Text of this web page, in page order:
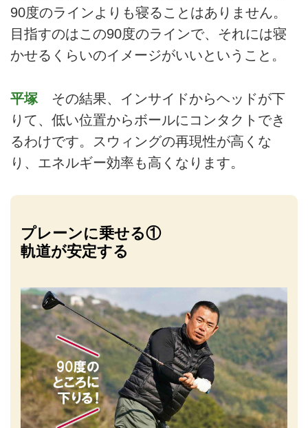
90度のラインよりも寝ることはありません。
目指すのはこの90度のラインで、それには寝
かせるくらいのイメージがいいということ。
平塚その結果、インサイドからヘッドが下
りて、低い位置からボールにコンタクトでき
るわけです。スウィングの再現性が高くな
り、エネルギー効率も高くなります。
プレーンに乗せる①
軌道が安定する